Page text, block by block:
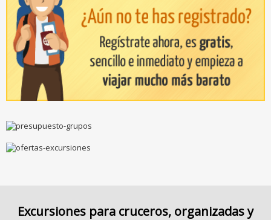
Excursiones para cruceros, organizadas y